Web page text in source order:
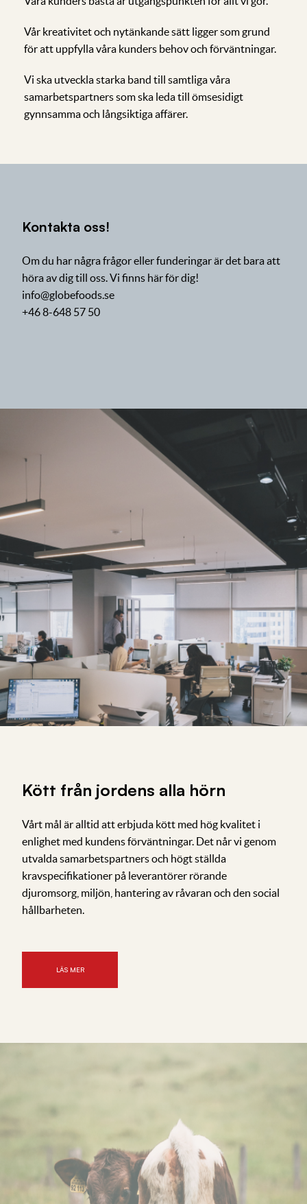
Vår kreativitet och nytänkande sätt ligger som grund
för att uppfylla våra kunders behov och förväntningar.
Vi ska utveckla starka band till samtliga våra
samarbetspartners som ska leda till ömsesidigt
gynnsamma och långsiktiga affärer.
Kontakta oss!
Om du har några frågor eller funderingar är det bara att
höra av dig till oss. Vi finns här för dig!
info@globefoods.se
+46 8-648 57 50
Kött från jordens alla hörn
Vårt mål är alltid att erbjuda kött med hög kvalitet i
enlighet med kundens förväntningar. Det når vi genom
utvalda samarbetspartners och högt ställda
kravspecifikationer på leverantörer rörande
djuromsorg, miljön, hantering av råvaran och den social
hållbarheten.
LÄS MER